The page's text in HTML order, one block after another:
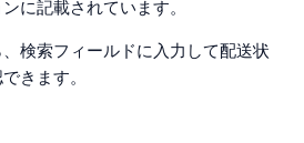
に記載されています。
検索フィールドに入力して配送状
きます。